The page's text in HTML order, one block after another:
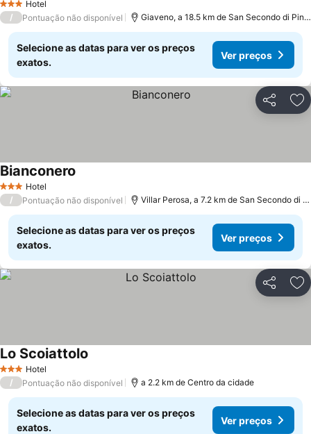
3 EstrelasHotel
/ Pontuação não disponível Giaveno, a 18.5 km de San Secondo di Pinerolo
Selecione as datas para ver os preços
exatos.
Ver preços
Partilhar
3 EstrelasHotel
Bianconero
/ Pontuação não disponível Villar Perosa, a 7.2 km de San Secondo di Pinerolo
Selecione as datas para ver os preços
exatos.
Ver preços
Partilhar
3 EstrelasHotel
Lo Scoiattolo
/ Pontuação não disponível a 2.2 km de Centro da cidade
Selecione as datas para ver os preços
exatos.
Ver preços